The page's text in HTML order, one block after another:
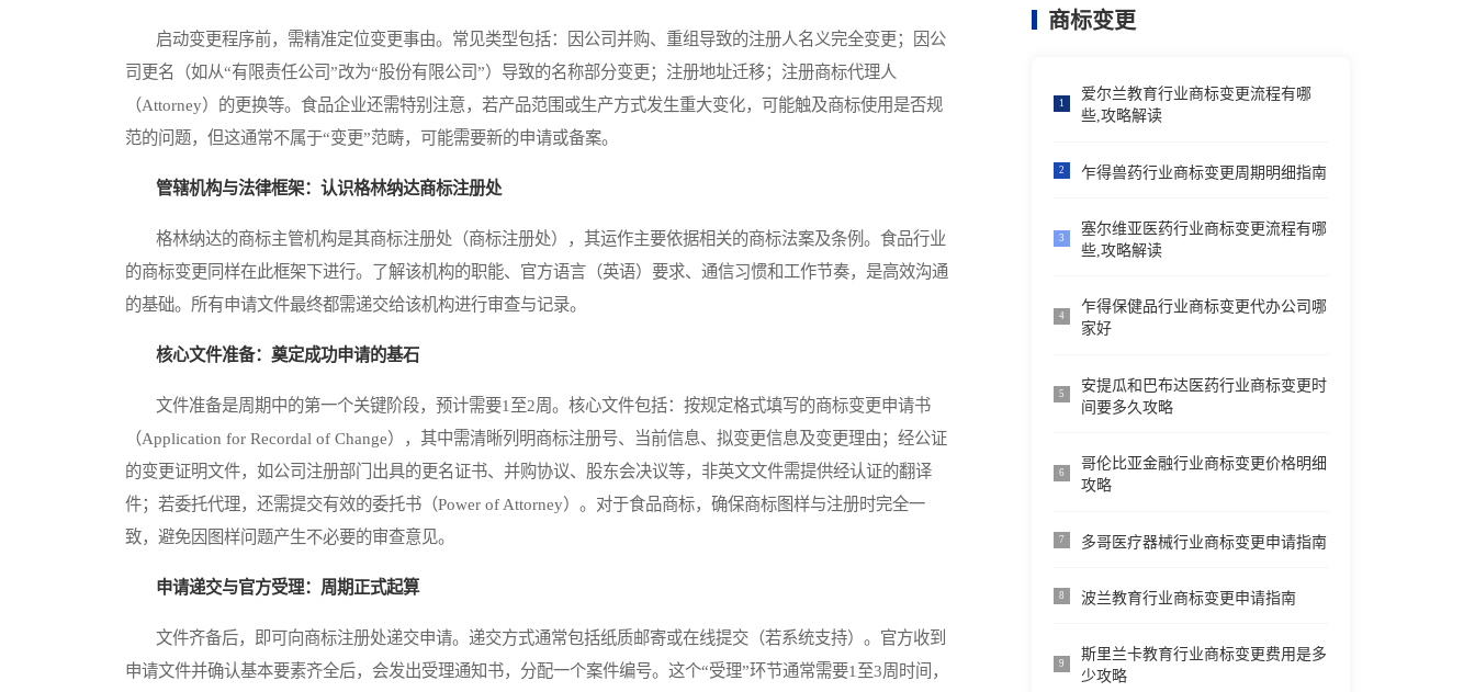
启动变更程序前，需精准定位变更事由。常见类型包括：因公司并购、重组导致的注册人名义完全变更；因公
司更名（如从“有限责任公司”改为“股份有限公司”）导致的名称部分变更；注册地址迁移；注册商标代理人
（Attorney）的更换等。食品企业还需特别注意，若产品范围或生产方式发生重大变化，可能触及商标使用是否规
范的问题，但这通常不属于“变更”范畴，可能需要新的申请或备案。
管辖机构与法律框架：认识格林纳达商标注册处
格林纳达的商标主管机构是其商标注册处（商标注册处），其运作主要依据相关的商标法案及条例。食品行业
的商标变更同样在此框架下进行。了解该机构的职能、官方语言（英语）要求、通信习惯和工作节奏，是高效沟通
的基础。所有申请文件最终都需递交给该机构进行审查与记录。
核心文件准备：奠定成功申请的基石
文件准备是周期中的第一个关键阶段，预计需要1至2周。核心文件包括：按规定格式填写的商标变更申请书
（Application for Recordal of Change），其中需清晰列明商标注册号、当前信息、拟变更信息及变更理由；经公证
的变更证明文件，如公司注册部门出具的更名证书、并购协议、股东会决议等，非英文文件需提供经认证的翻译
件；若委托代理，还需提交有效的委托书（Power of Attorney）。对于食品商标，确保商标图样与注册时完全一
致，避免因图样问题产生不必要的审查意见。
申请递交与官方受理：周期正式起算
文件齐备后，即可向商标注册处递交申请。递交方式通常包括纸质邮寄或在线提交（若系统支持）。官方收到
申请文件并确认基本要素齐全后，会发出受理通知书，分配一个案件编号。这个“受理”环节通常需要1至3周时间，
商标变更
1
爱尔兰教育行业商标变更流程有哪
些,攻略解读
2 乍得兽药行业商标变更周期明细指南
3
塞尔维亚医药行业商标变更流程有哪
些,攻略解读
4
乍得保健品行业商标变更代办公司哪
家好
5
安提瓜和巴布达医药行业商标变更时
间要多久攻略
6
哥伦比亚金融行业商标变更价格明细
攻略
7 多哥医疗器械行业商标变更申请指南
8 波兰教育行业商标变更申请指南
9
斯里兰卡教育行业商标变更费用是多
少攻略